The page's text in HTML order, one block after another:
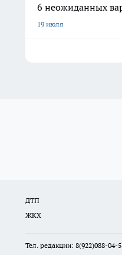
6 неожиданных
19 июля
ДТП
ЖКХ
Тел. редакции: 8(922)088-04-